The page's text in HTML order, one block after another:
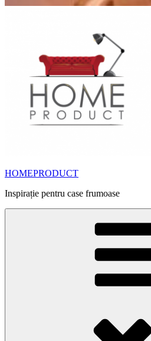
HOMEPRODUCT
Inspirație pentru case frumoase